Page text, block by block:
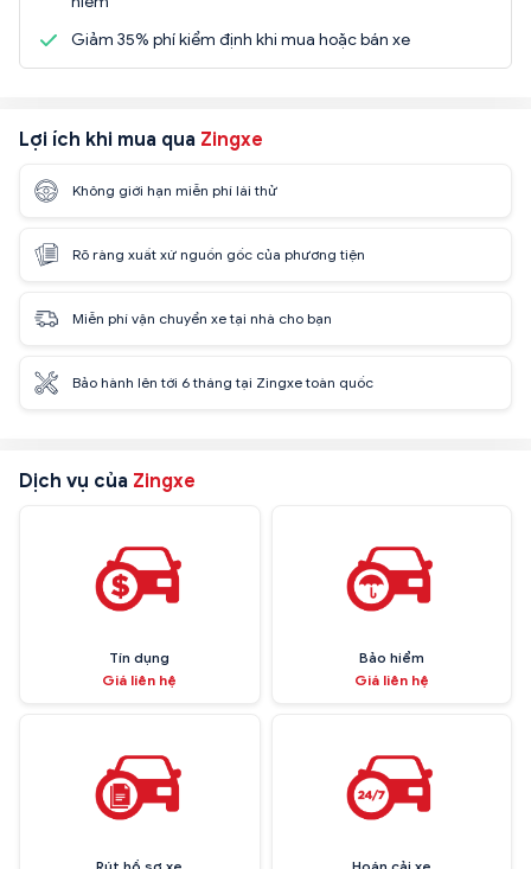
Giảm 35% phí kiểm định khi mua hoặc bán xe
Lợi ích khi mua qua Zingxe
Không giới hạn miễn phí lái thử
Rõ ràng xuất xứ nguồn gốc của phương tiện
Miễn phí vận chuyển xe tại nhà cho bạn
Bảo hành lên tới 6 tháng tại Zingxe toàn quốc
Dịch vụ của Zingxe
Tín dụng
Giá liên hệ
Bảo hiểm
Giá liên hệ